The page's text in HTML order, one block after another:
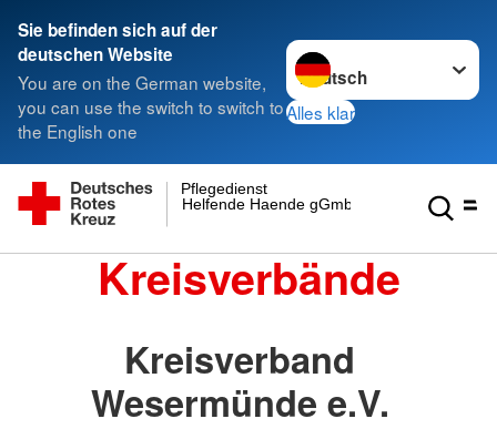
Sie befinden sich auf der
deutschen Website
You are on the German website,
you can use the switch to switch to
the English one
Sprache wechseln zu
Alles klar
Helfende Haende gGmbH
Pflegedienst
Kreisverbände
Kreisverband
Wesermünde e.V.